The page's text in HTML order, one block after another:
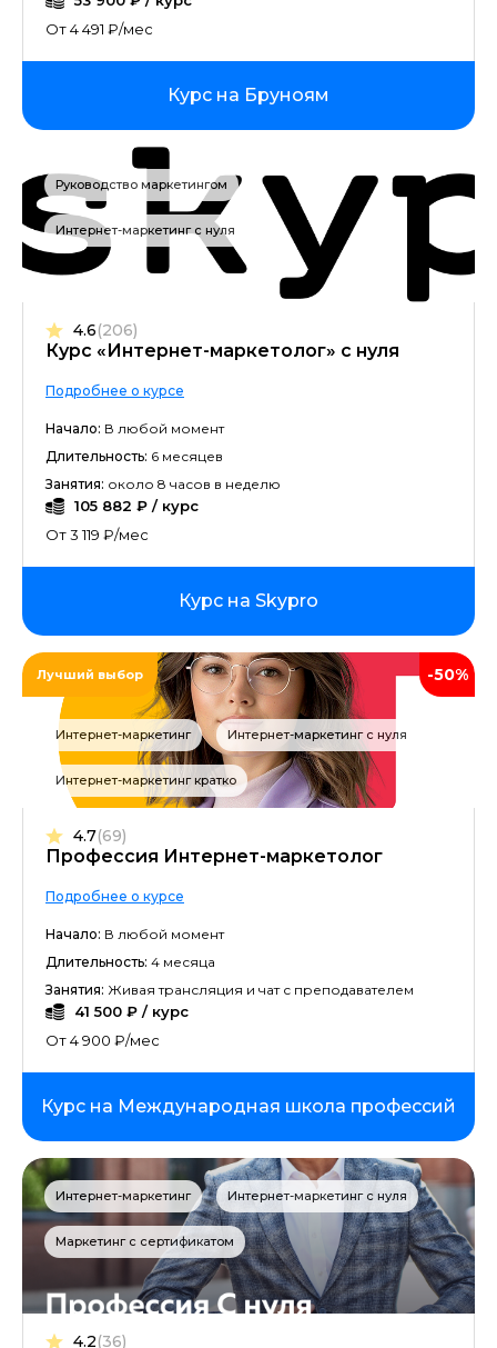
От 4 491 ₽/мес
Курс на Бруноям
Руководство маркетингом
Интернет-маркетинг с нуля
Курс «Интернет-маркетолог» с нуля
4.6(206)
Подробнее о курсе
Начало: В любой момент
Длительность: 6 месяцев
Занятия: около 8 часов в неделю
105 882 ₽ / курс
От 3 119 ₽/мес
Курс на Skypro
Лучший выбор -50%
Интернет-маркетинг Интернет-маркетинг с нуля
Интернет-маркетинг кратко
Профессия Интернет-маркетолог
4.7(69)
Подробнее о курсе
Начало: В любой момент
Длительность: 4 месяца
Занятия: Живая трансляция и чат с преподавателем
41 500 ₽ / курс
От 4 900 ₽/мес
Курс на Международная школа профессий
Интернет-маркетинг Интернет-маркетинг с нуля
Маркетинг с сертификатом
4.2(36)